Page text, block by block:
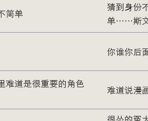
简单
猜到身份
单……斯
你谁你后
难道是很重要的角色
难道说漫